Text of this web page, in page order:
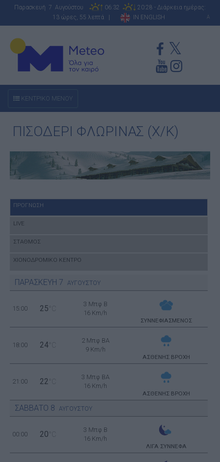
Παρασκευή 7 Αυγούστου 06:32
20:28 - Διάρκεια ημέρας:
13 ώρες, 55 λεπτά |
IN ENGLISH A
ΚΕΝΤΡΙΚΟ ΜΕΝΟΥ
ΠΙΣΟΔΕΡΙ ΦΛΩΡΙΝΑΣ (Χ/Κ)
ΠΡΟΓΝΩΣΗ
LIVE
ΣΤΑΘΜΟΣ
ΧΙΟΝΟΔΡΟΜΙΚΟ ΚΕΝΤΡΟ
ΠΑΡΑΣΚΕΥΗ 7 ΑΥΓΟΥΣΤΟΥ
15:00 25 °C
3 Μπφ B
16 Km/h
ΣΥΝΝΕΦΙΑΣΜΕΝΟΣ
18:00 24 °C
2 Μπφ BA
9 Km/h
ΑΣΘΕΝΗΣ ΒΡΟΧΗ
21:00 22 °C
3 Μπφ BA
16 Km/h
ΑΣΘΕΝΗΣ ΒΡΟΧΗ
ΣΑΒΒΑΤΟ 8 ΑΥΓΟΥΣΤΟΥ
00:00 20 °C
3 Μπφ B
16 Km/h
ΛΙΓΑ ΣΥΝΝΕΦΑ